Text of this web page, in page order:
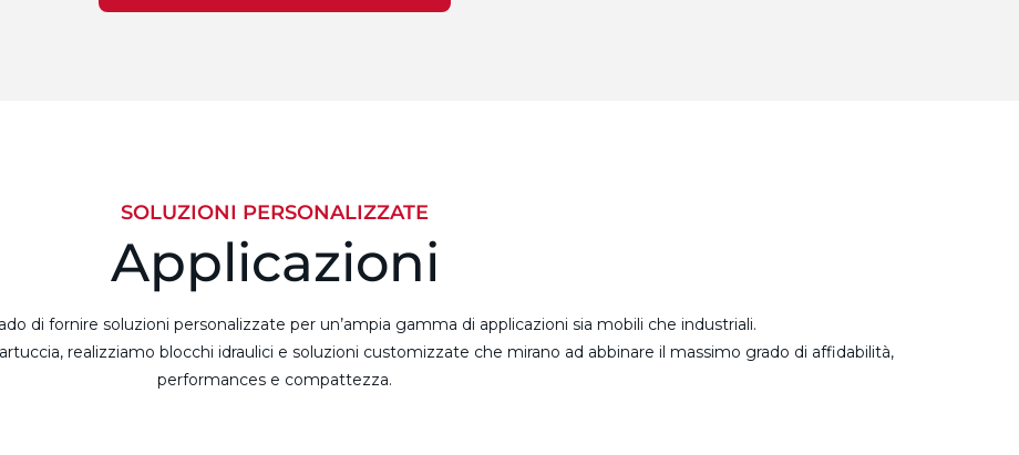
SOLUZIONI PERSONALIZZATE
Applicazioni
di fornire soluzioni personalizzate per un’ampia gamma di applicazioni sia mobili che industriali.
realizziamo blocchi idraulici e soluzioni customizzate che mirano ad abbinare il massimo grado di affidabilità,
performances e compattezza.